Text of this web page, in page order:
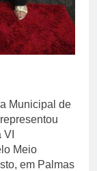
Municipal de
Meio
em Palmas